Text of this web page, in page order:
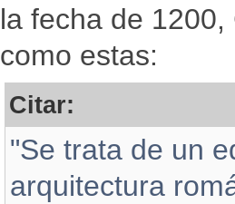
la fecha de
como estas:
Citar:
"Se trata de un
arquitectura